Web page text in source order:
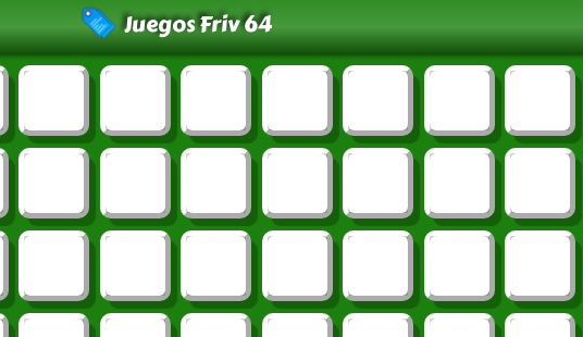
Juegos Friv 64